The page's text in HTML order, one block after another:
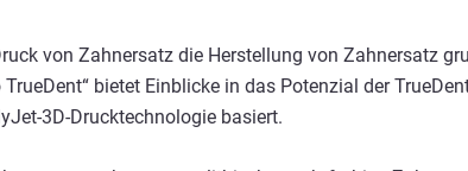
von Zahnersatz die Herstellung von Zahnersatz
bietet Einblicke in das Potenzial der
3D-Drucktechnologie basiert.